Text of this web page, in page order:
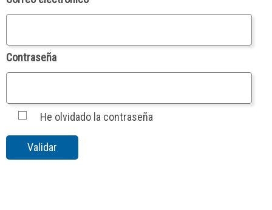
Contraseña
He olvidado la contraseña